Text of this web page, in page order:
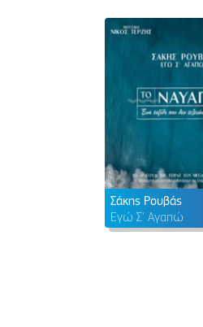
Σάκης Ρουβάς
Εγώ Σ' Αγαπώ